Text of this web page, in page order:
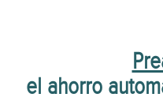
el ahorro